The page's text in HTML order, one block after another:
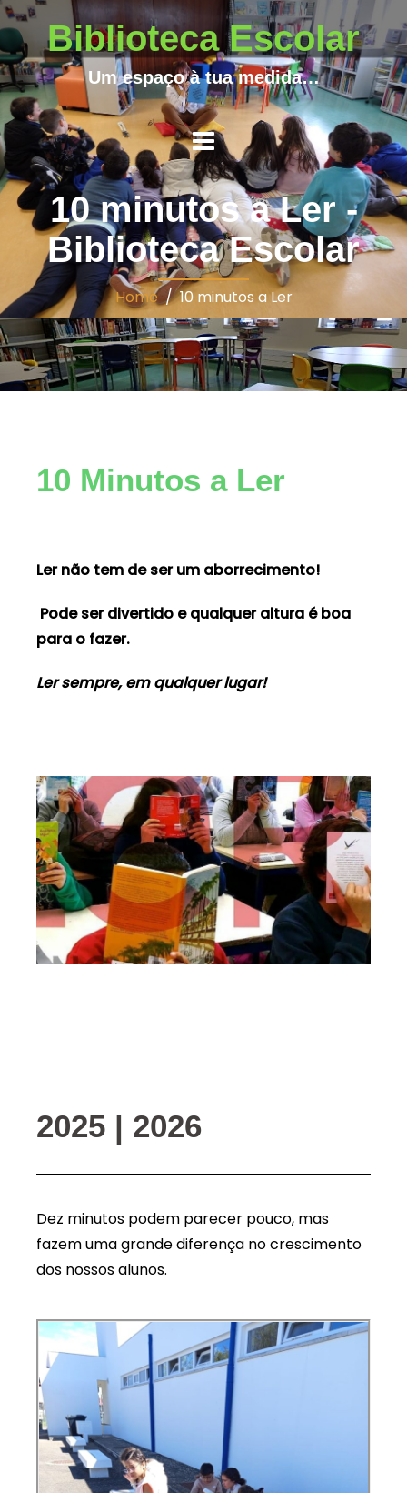
Biblioteca Escolar
Um espaço à tua medida…
10 minutos a Ler -
Biblioteca Escolar
Home/ 10 minutos a Ler
10 Minutos a Ler
Ler não tem de ser um aborrecimento!
Pode ser divertido e qualquer altura é boa
para o fazer.
Ler sempre, em qualquer lugar!
2025 | 2026
Dez minutos podem parecer pouco, mas
fazem uma grande diferença no crescimento
dos nossos alunos.